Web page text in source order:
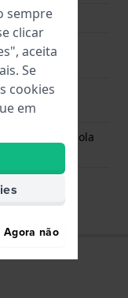
por mola
rápida
sempre
clicar
aceita
Se
cookies
em
Agora não